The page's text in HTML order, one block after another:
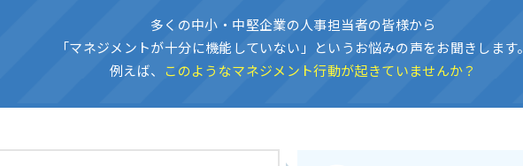
多くの中小・中堅企業の人事担当者の皆様から
「マネジメントが十分に機能していない」というお悩みの声をお聞きします。
例えば、
このようなマネジメント行動が起きていませんか？